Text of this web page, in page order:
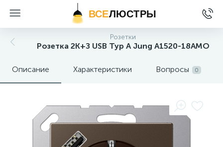
ВСЕЛЮСТРЫ
Розетки
Розетка 2K+З USB Typ A Jung A1520-18AMO
Описание Характеристики Вопросы 0